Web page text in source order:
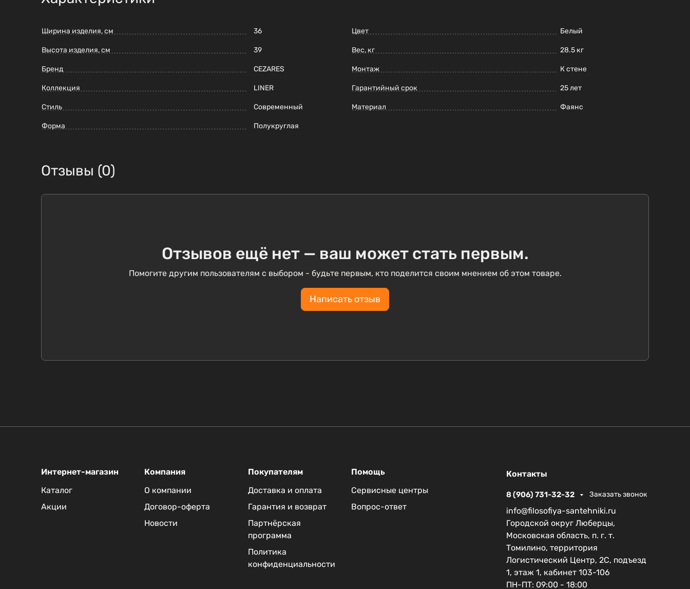
Ширина изделия, см 36
Высота изделия, см 39
Бренд CEZARES
Коллекция LINER
Стиль Современный
Форма Полукруглая
Цвет Белый
Вес, кг 28.5 кг
Монтаж К стене
Гарантийный срок 25 лет
Материал Фаянс
Отзывы (0)
Отзывов ещё нет — ваш может стать первым.
Помогите другим пользователям с выбором - будьте первым, кто поделится своим мнением об этом товаре.
Написать отзыв
Интернет-магазин
Каталог
Акции
Компания
О компании
Договор-оферта
Новости
Покупателям
Доставка и оплата
Гарантия и возврат
Партнёрская
программа
Политика
конфиденциальности
Помощь
Сервисные центры
Вопрос-ответ
Контакты
8 (906) 731-32-32 Заказать звонок
info@filosofiya-santehniki.ru
Городской округ Люберцы,
Московская область, п. г. т.
Томилино, территория
Логистический Центр, 2С, подъезд
1, этаж 1, кабинет 103-106
ПН-ПТ: 09:00 - 18:00